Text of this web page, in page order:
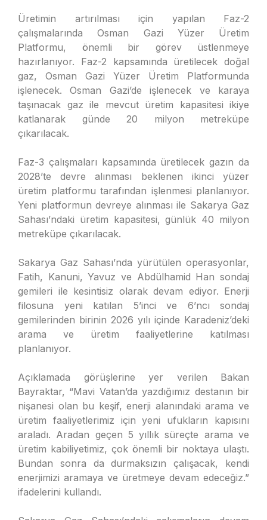
Üretimin artırılması için yapılan Faz-2
çalışmalarında Osman Gazi Yüzer Üretim
Platformu, önemli bir görev üstlenmeye
hazırlanıyor. Faz-2 kapsamında üretilecek doğal
gaz, Osman Gazi Yüzer Üretim Platformunda
işlenecek. Osman Gazi’de işlenecek ve karaya
taşınacak gaz ile mevcut üretim kapasitesi ikiye
katlanarak günde 20 milyon metreküpe
çıkarılacak.
Faz-3 çalışmaları kapsamında üretilecek gazın da
2028’te devre alınması beklenen ikinci yüzer
üretim platformu tarafından işlenmesi planlanıyor.
Yeni platformun devreye alınması ile Sakarya Gaz
Sahası’ndaki üretim kapasitesi, günlük 40 milyon
metreküpe çıkarılacak.
Sakarya Gaz Sahası’nda yürütülen operasyonlar,
Fatih, Kanuni, Yavuz ve Abdülhamid Han sondaj
gemileri ile kesintisiz olarak devam ediyor. Enerji
filosuna yeni katılan 5’inci ve 6’ncı sondaj
gemilerinden birinin 2026 yılı içinde Karadeniz’deki
arama ve üretim faaliyetlerine katılması
planlanıyor.
Açıklamada görüşlerine yer verilen Bakan
Bayraktar, “Mavi Vatan’da yazdığımız destanın bir
nişanesi olan bu keşif, enerji alanındaki arama ve
üretim faaliyetlerimiz için yeni ufukların kapısını
araladı. Aradan geçen 5 yıllık süreçte arama ve
üretim kabiliyetimiz, çok önemli bir noktaya ulaştı.
Bundan sonra da durmaksızın çalışacak, kendi
enerjimizi aramaya ve üretmeye devam edeceğiz.”
ifadelerini kullandı.